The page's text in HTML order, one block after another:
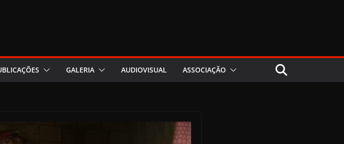
GALERIA AUDIOVISUAL ASSOCIAÇÃO